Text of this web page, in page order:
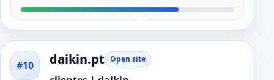
#10 daikin.pt Open site